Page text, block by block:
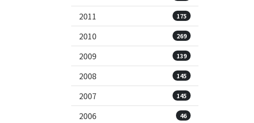
2011 175
2010 269
2009 139
2008 145
2007 145
2006 46